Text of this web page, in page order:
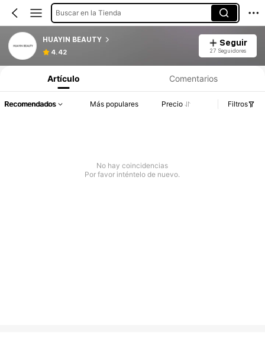
Buscar en la Tienda
HUAYIN BEAUTY
4.42
Seguir
27 Seguidores
Artículo Comentarios
Recomendados Más populares Precio Filtros
No hay coincidencias
Por favor inténtelo de nuevo.